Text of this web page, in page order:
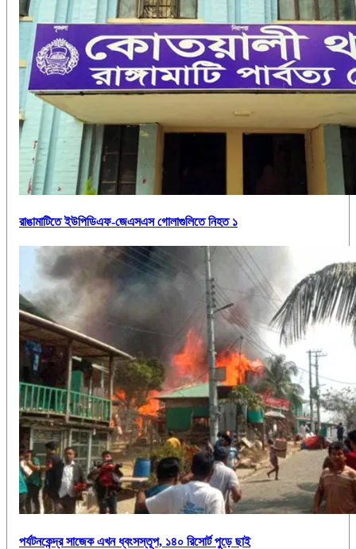
রাঙামাটিতে ইউপিডিএফ-জেএসএস গোলাগুলিতে নিহত ১
পর্যটনকেন্দ্র সাজেক এখন ধ্বংসস্তূপ, ১৪০ রিসোর্ট পুড়ে ছাই